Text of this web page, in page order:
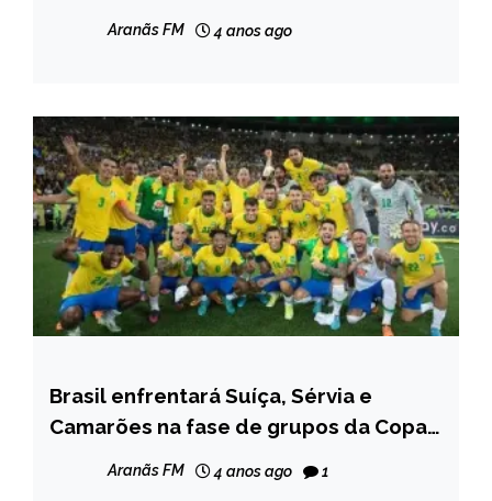
Aranãs FM 4 anos ago
ESPORTES
NOTÍCIAS
Brasil enfrentará Suíça, Sérvia e
Camarões na fase de grupos da Copa
Aranãs FM 4 anos ago 1